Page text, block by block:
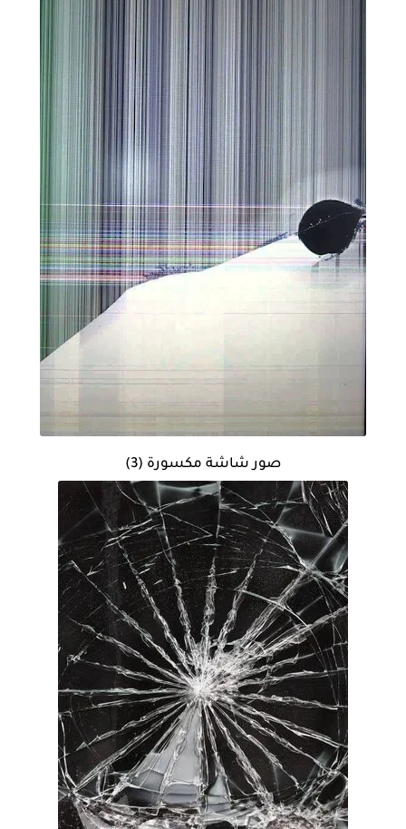
صور شاشة مكسورة (3)